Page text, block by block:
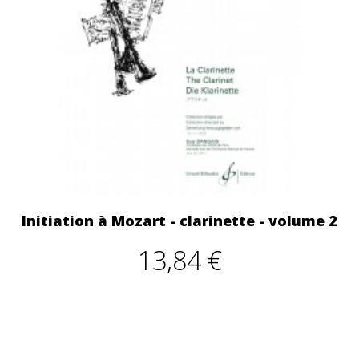
Initiation à Mozart - clarinette - volume 2
13,84 €